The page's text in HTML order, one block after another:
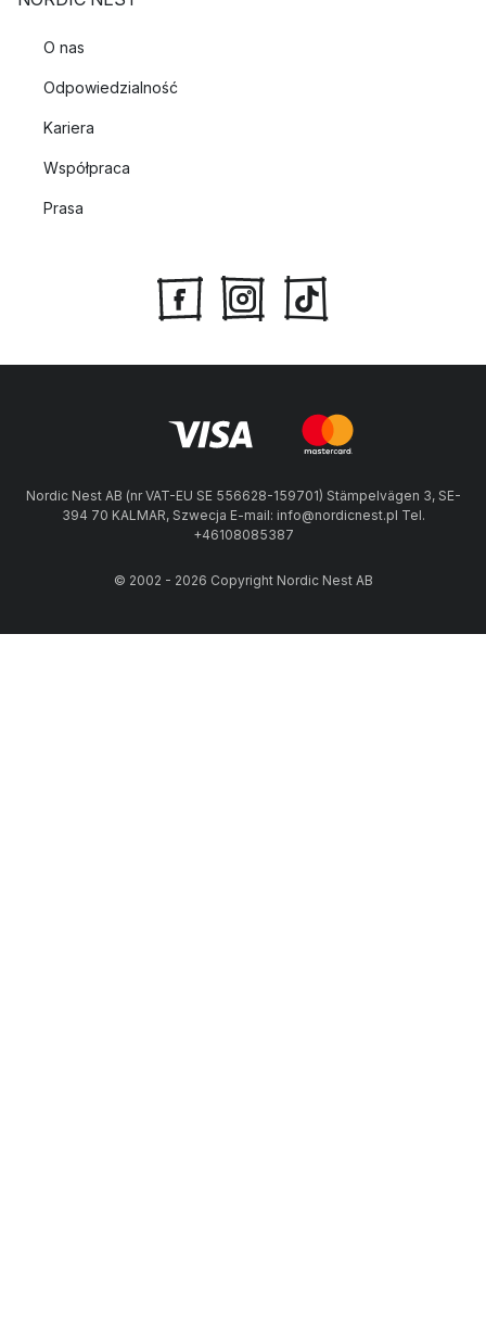
O nas
Odpowiedzialność
Kariera
Współpraca
Prasa
Nordic Nest AB (nr VAT-EU SE 556628-159701) Stämpelvägen 3, SE-
394 70 KALMAR, Szwecja E-mail: info@nordicnest.pl Tel.
+46108085387
© 2002 - 2026 Copyright Nordic Nest AB